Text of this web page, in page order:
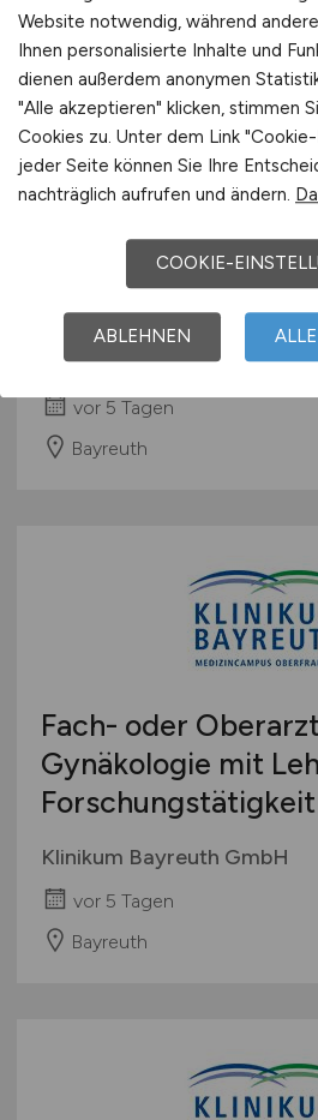
Pflegefachkraft
Tätigkeit als
Klinikum Bayreuth GmbH
vor 5 Tagen
Bayreuth
Fach- oder Oberarzt
Gynäkologie mit
Forschungstätigkeit
Klinikum Bayreuth GmbH
vor 5 Tagen
Bayreuth
Website notwendig, während
Ihnen personalisierte Inhalte und
dienen außerdem anonymen
"Alle akzeptieren" klicken, stimmen
Cookies zu. Unter dem Link
jeder Seite können Sie Ihre
nachträglich aufrufen und ändern.
COOKIE-
ABLEHNEN